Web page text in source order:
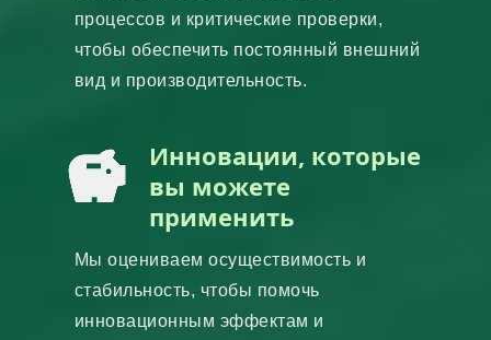
процессов и критические проверки,
чтобы обеспечить постоянный внешний
вид и производительность.
Инновации, которые
вы можете
применить
Мы оцениваем осуществимость и
стабильность, чтобы помочь
инновационным эффектам и